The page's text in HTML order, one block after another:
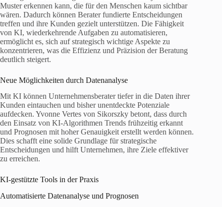
Muster erkennen kann, die für den Menschen kaum sichtbar
wären. Dadurch können Berater fundierte Entscheidungen
treffen und ihre Kunden gezielt unterstützen. Die Fähigkeit
von KI, wiederkehrende Aufgaben zu automatisieren,
ermöglicht es, sich auf strategisch wichtige Aspekte zu
konzentrieren, was die Effizienz und Präzision der Beratung
deutlich steigert.
Neue Möglichkeiten durch Datenanalyse
Mit KI können Unternehmensberater tiefer in die Daten ihrer
Kunden eintauchen und bisher unentdeckte Potenziale
aufdecken. Yvonne Vertes von Sikorszky betont, dass durch
den Einsatz von KI-Algorithmen Trends frühzeitig erkannt
und Prognosen mit hoher Genauigkeit erstellt werden können.
Dies schafft eine solide Grundlage für strategische
Entscheidungen und hilft Unternehmen, ihre Ziele effektiver
zu erreichen.
KI-gestützte Tools in der Praxis
Automatisierte Datenanalyse und Prognosen